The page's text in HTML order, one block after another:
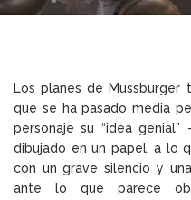
Los planes de Mussburger
que se ha pasado media
personaje su “idea
dibujado en un papel, a lo
con un grave silencio y
ante lo que parece